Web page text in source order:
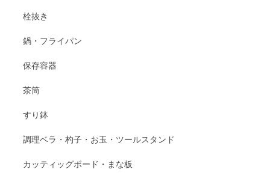
栓抜き
鍋・フライパン
保存容器
茶筒
すり鉢
調理ベラ・杓子・お玉・ツールスタンド
カッティッグボード・まな板